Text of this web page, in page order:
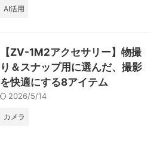
AI活用
【ZV-1M2アクセサリー】物撮
り＆スナップ用に選んだ、撮影
を快適にする8アイテム
2026/5/14
カメラ